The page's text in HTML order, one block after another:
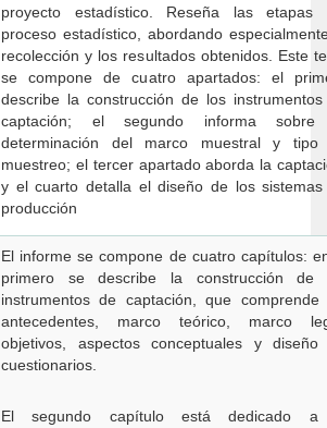
proyecto estadístico. Reseña las etapas
proceso estadístico, abordando
recolección y los resultados obtenidos. Este
se compone de cuatro apartados: el
describe la construcción de los
captación; el segundo informa
determinación del marco muestral y tipo
muestreo; el tercer apartado aborda la
y el cuarto detalla el diseño de los
producción
El informe se compone de cuatro capítulos:
primero se describe la construcción de
instrumentos de captación, que comprende
antecedentes, marco teórico, marco
objetivos, aspectos conceptuales y diseño
cuestionarios.
El segundo capítulo está dedicado